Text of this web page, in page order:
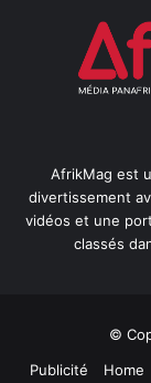
AfrikMag est
divertissement
vidéos et une
classés
©
Publicité
Home